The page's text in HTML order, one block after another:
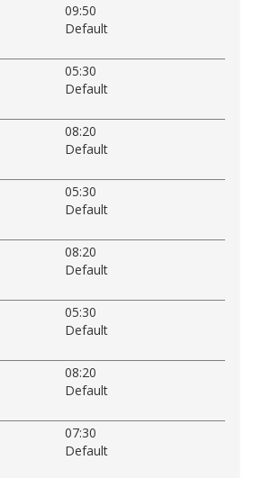
09:50
Default
05:30
Default
08:20
Default
05:30
Default
08:20
Default
05:30
Default
08:20
Default
07:30
Default